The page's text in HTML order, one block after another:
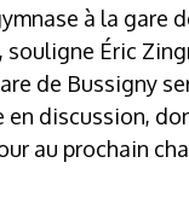
à la gare
souligne Éric
de Bussigny
en discussion,
au prochain